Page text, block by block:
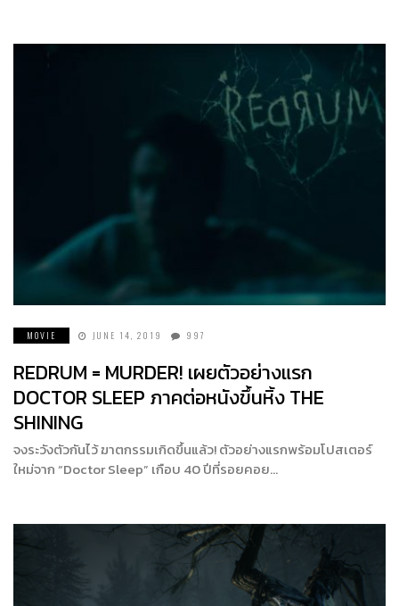
MOVIE JUNE 14, 2019 997
REDRUM = MURDER! เผยตัวอย่างแรก
DOCTOR SLEEP ภาคต่อหนังขึ้นหิ้ง THE
SHINING
จงระวังตัวกันไว้ ฆาตกรรมเกิดขึ้นแล้ว! ตัวอย่างแรกพร้อมโปสเตอร์
ใหม่จาก “Doctor Sleep” เกือบ 40 ปีที่รอยคอย…